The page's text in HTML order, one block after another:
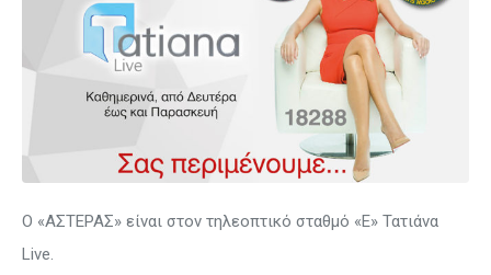
O «ΑΣΤΕΡΑΣ» είναι στον τηλεοπτικό σταθμό «Ε» Τατιάνα
Live.